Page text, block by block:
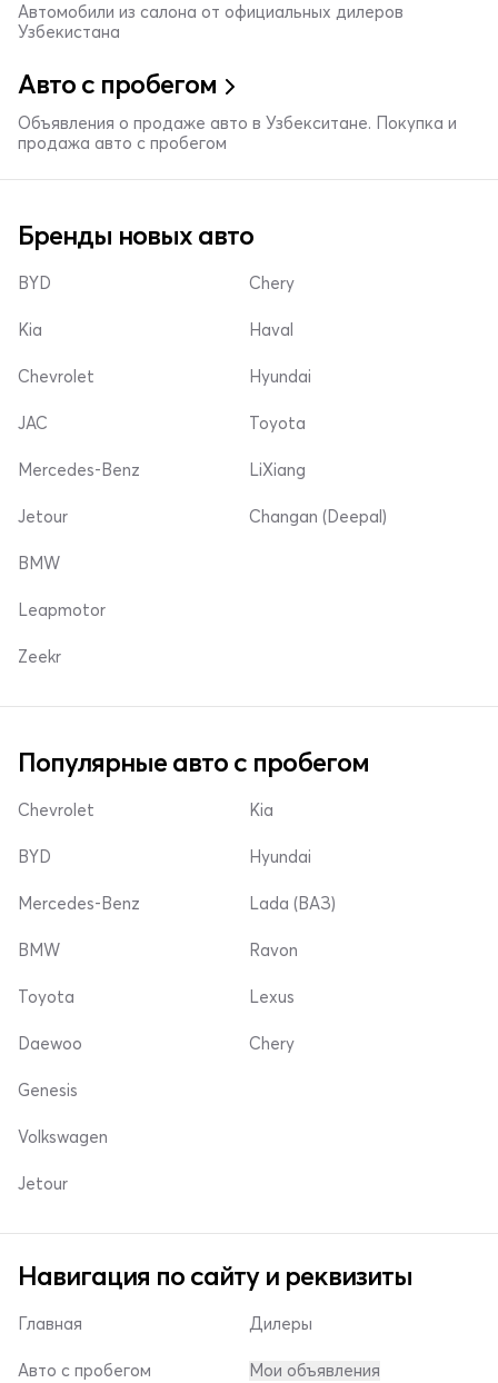
Автомобили из салона от официальных дилеров
Узбекистана
Авто с пробегом
Объявления о продаже авто в Узбекситане. Покупка и
продажа авто с пробегом
Бренды новых авто
BYD
Kia
Chevrolet
Chery
Haval
Hyundai
JAC
Mercedes-Benz
Jetour
Toyota
LiXiang
Changan (Deepal)
BMW
Leapmotor
Zeekr
Популярные авто с пробегом
Chevrolet
BYD
Mercedes-Benz
Kia
Hyundai
Lada (ВАЗ)
BMW
Toyota
Daewoo
Ravon
Lexus
Chery
Genesis
Volkswagen
Jetour
Навигация по сайту и реквизиты
Главная
Авто с пробегом
Дилеры
Мои объявления